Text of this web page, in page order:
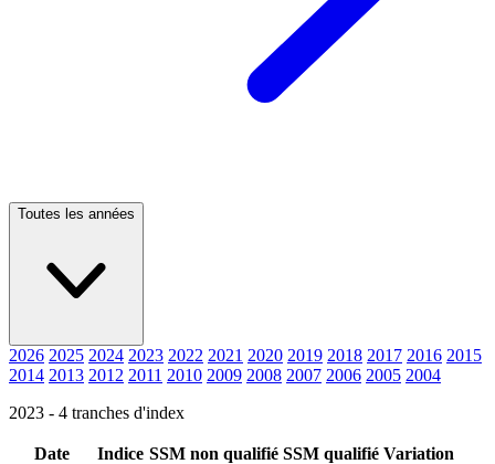
Toutes les années
2026 2025 2024 2023 2022 2021 2020 2019 2018 2017 2016 2015
2014 2013 2012 2011 2010 2009 2008 2007 2006 2005 2004
2023 - 4 tranches d'index
Date Indice SSM non qualifié SSM qualifié Variation